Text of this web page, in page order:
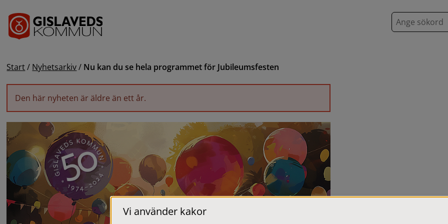
S
ö
Start / Nyhetsarkiv / Nu kan du se hela programmet för Jubileumsfesten
Den här nyheten är äldre än ett år.
Vi använder kakor